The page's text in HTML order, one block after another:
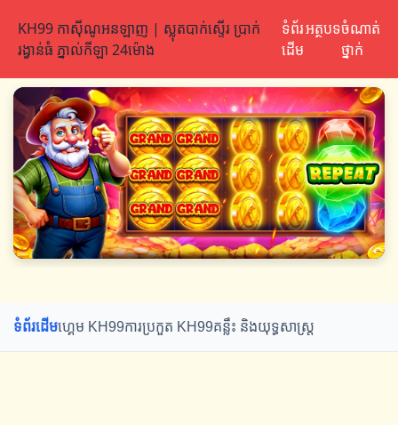
KH99 កាស៊ីណូអនឡាញ | ស្លុតបាក់ស្ទើរ ប្រាក់
រង្វាន់ធំ ភ្នាល់កីឡា 24ម៉ោង
ទំព័រ
ដើម
អត្ថបទចំណាត់
ថ្នាក់
ទំព័រដើមហ្គេម KH99ការប្រកួត KH99គន្លឹះ និងយុទ្ធសាស្ត្រ